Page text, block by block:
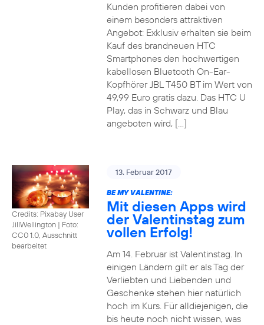
Kunden profitieren dabei von
einem besonders attraktiven
Angebot: Exklusiv erhalten sie beim
Kauf des brandneuen HTC
Smartphones den hochwertigen
kabellosen Bluetooth On-Ear-
Kopfhörer JBL T450 BT im Wert von
49,99 Euro gratis dazu. Das HTC U
Play, das in Schwarz und Blau
angeboten wird, […]
Credits: Pixabay User
JillWellington | Foto:
CC0 1.0, Ausschnitt
bearbeitet
13. Februar 2017
BE MY VALENTINE:
Mit diesen Apps wird
der Valentinstag zum
vollen Erfolg!
Am 14. Februar ist Valentinstag. In
einigen Ländern gilt er als Tag der
Verliebten und Liebenden und
Geschenke stehen hier natürlich
hoch im Kurs. Für alldiejenigen, die
bis heute noch nicht wissen, was